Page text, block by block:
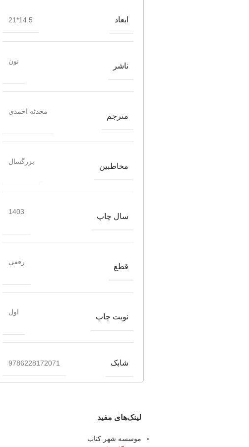
ابعاد 14.5*21
ناشر
نون
مترجم
محدثه احمدی
مخاطبین
بزرگسال
سال چاپ
1403
قطع
رقعی
نوبت چاپ
اول
شابک 9786228172071
لینک‌های مفید
موسسه شهر کتاب